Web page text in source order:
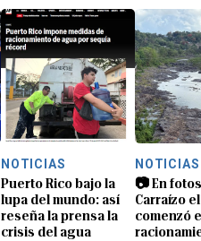
NOTICIAS
Puerto Rico bajo la
lupa del mundo: así
reseña la prensa la
crisis del agua
NOTICIAS
📷 En
Carraízo
comenzó